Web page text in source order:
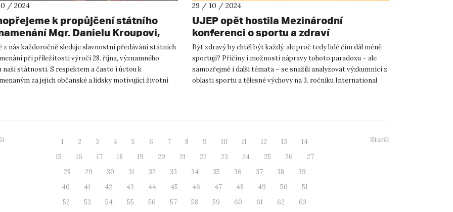
/ 2024
k propůjčení státního
Mgr. Danielu Kroupovi,
z nás každoročně sleduje slavnostní předávání státních
při příležitostí výročí 28. října, významného
naší státnosti. S respektem a často i úctou k
za jejich občanské a lidsky motivující životní
29 / 10 / 2024
UJEP opět hostila Mezinárodní
konferenci o sportu a zdraví
Být zdravý by chtěl být každý, ale proč tedy lidé čím dál méně
sportují? Příčiny i možnosti nápravy tohoto paradoxu – ale
samozřejmě i další témata – se snažili analyzovat výzkumníci z
oblasti sportu a tělesné výchovy na 3. ročníku International
1 2 3 4 5 6 7 8 9 10 11 12 13
14
15
16 17 18 19 20 21 22 23 24 25 26
27
28
29 30 31 32 33 34 35 36 37 38
39
40
41 42 43 44 45 46 47 48 49 50
51
52
53 54 55 56 57 58 59 60 61 62
63
Starší